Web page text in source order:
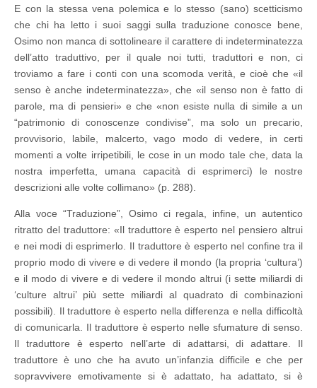
E con la stessa vena polemica e lo stesso (sano) scetticismo
che chi ha letto i suoi saggi sulla traduzione conosce bene,
Osimo non manca di sottolineare il carattere di indeterminatezza
dell’atto traduttivo, per il quale noi tutti, traduttori e non, ci
troviamo a fare i conti con una scomoda verità, e cioè che «il
senso è anche indeterminatezza», che «il senso non è fatto di
parole, ma di pensieri» e che «non esiste nulla di simile a un
“patrimonio di conoscenze condivise”, ma solo un precario,
provvisorio, labile, malcerto, vago modo di vedere, in certi
momenti a volte irripetibili, le cose in un modo tale che, data la
nostra imperfetta, umana capacità di esprimerci) le nostre
descrizioni alle volte collimano» (p. 288).
Alla voce “Traduzione”, Osimo ci regala, infine, un autentico
ritratto del traduttore: «Il traduttore è esperto nel pensiero altrui
e nei modi di esprimerlo. Il traduttore è esperto nel confine tra il
proprio modo di vivere e di vedere il mondo (la propria ‘cultura’)
e il modo di vivere e di vedere il mondo altrui (i sette miliardi di
‘culture altrui’ più sette miliardi al quadrato di combinazioni
possibili). Il traduttore è esperto nella differenza e nella difficoltà
di comunicarla. Il traduttore è esperto nelle sfumature di senso.
Il traduttore è esperto nell’arte di adattarsi, di adattare. Il
traduttore è uno che ha avuto un’infanzia difficile e che per
sopravvivere emotivamente si è adattato, ha adattato, si è